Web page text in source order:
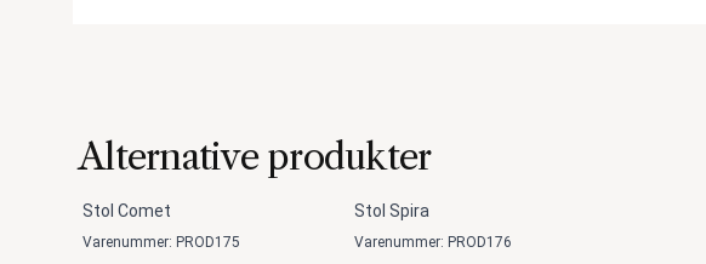
Alternative produkter
Stol Comet
Varenummer: PROD175
Stol Spira
Varenummer: PROD176